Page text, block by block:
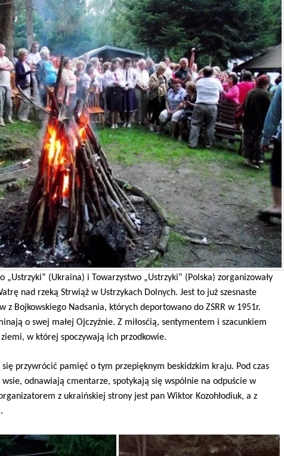
„Ustrzyki” (Ukraina) i Towarzystwo „Ustrzyki” (Polska) zorganizowały
nad rzeką Strwiąż w Ustrzykach Dolnych. Jest to już szesnaste
z Bojkowskiego Nadsania, których deportowano do ZSRR w 1951r.
o swej małej Ojczyźnie. Z miłosćią, sentymentem i szacunkiem
w której spoczywają ich przodkowie.
przywrócić pamięć o tym przepięknym beskidzkim kraju. Pod czas
odnawiają cmentarze, spotykają się wspólnie na odpuście w
z ukraińskiej strony jest pan Wiktor Kozohłodiuk, a z